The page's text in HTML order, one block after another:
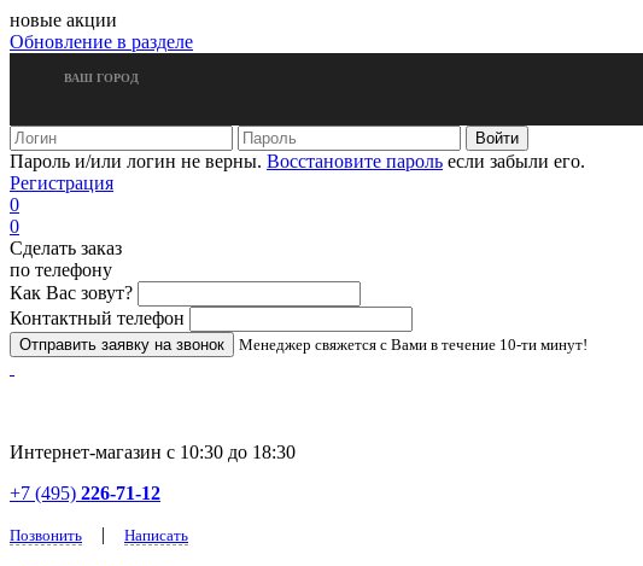
новые акции
Обновление в разделе
ВАШ ГОРОД
Пароль и/или логин не верны. Восстановите пароль если забыли его.
Регистрация
0
0
Сделать заказ
по телефону
Как Вас зовут?
Контактный телефон
Менеджер свяжется с Вами в течение 10-ти минут!
Интернет-магазин с 10:30 до 18:30
+7 (495) 226-71-12
Позвонить | Написать